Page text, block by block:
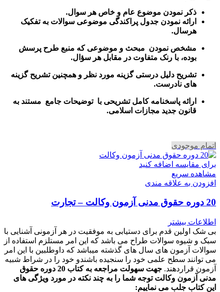
ذکر نمودن موضوع عام و خاص هر سوال.
ارائه نمودن جدول پراکندگی موضوعی سوالات به تفکیک
هرسال.
مشخص نمودن مبحث و موضوعی که منبع طرح پرسش
بوده، با رنک متفاوت در مقابل هر سؤال.
تشریح دلیل درستی گزینه مورد نظر و همچنین تشریح گزینه
های نادرست.
ارائه پاسخنامه کامل تشریحی با توضیحات جامع مستند به
قانون جدید مجازات اسلامی.
اتمام موجودی
برای مقایسه اضافه کنید
مشاهده سریع
افزودن به علاقه مندی
20 دوره حقوق مدنی آزمون وکالت – تجارت
اطلاعات بیشتر
بی شک اولین قدم برای دستیابی به موفقیت در هر آزمونی آشنایی با
سبک و شیوه سوالات طراح می باشد که این امر مستلزم استفاده از
سوالات آزمون های سال های گذشته میباشد که داوطلبین با این امر
می توانند سطح علمی خود را سنجیده باشندو خود را در شراط شبیه
آزمون قراردهند.
جهت سهولت مراجعه به کتاب 20 دوره حقوق
مدنی آزمون وکالت توجه شما را به چند نکته در مورد ویژگی های
این کتاب جلب می نماییم: